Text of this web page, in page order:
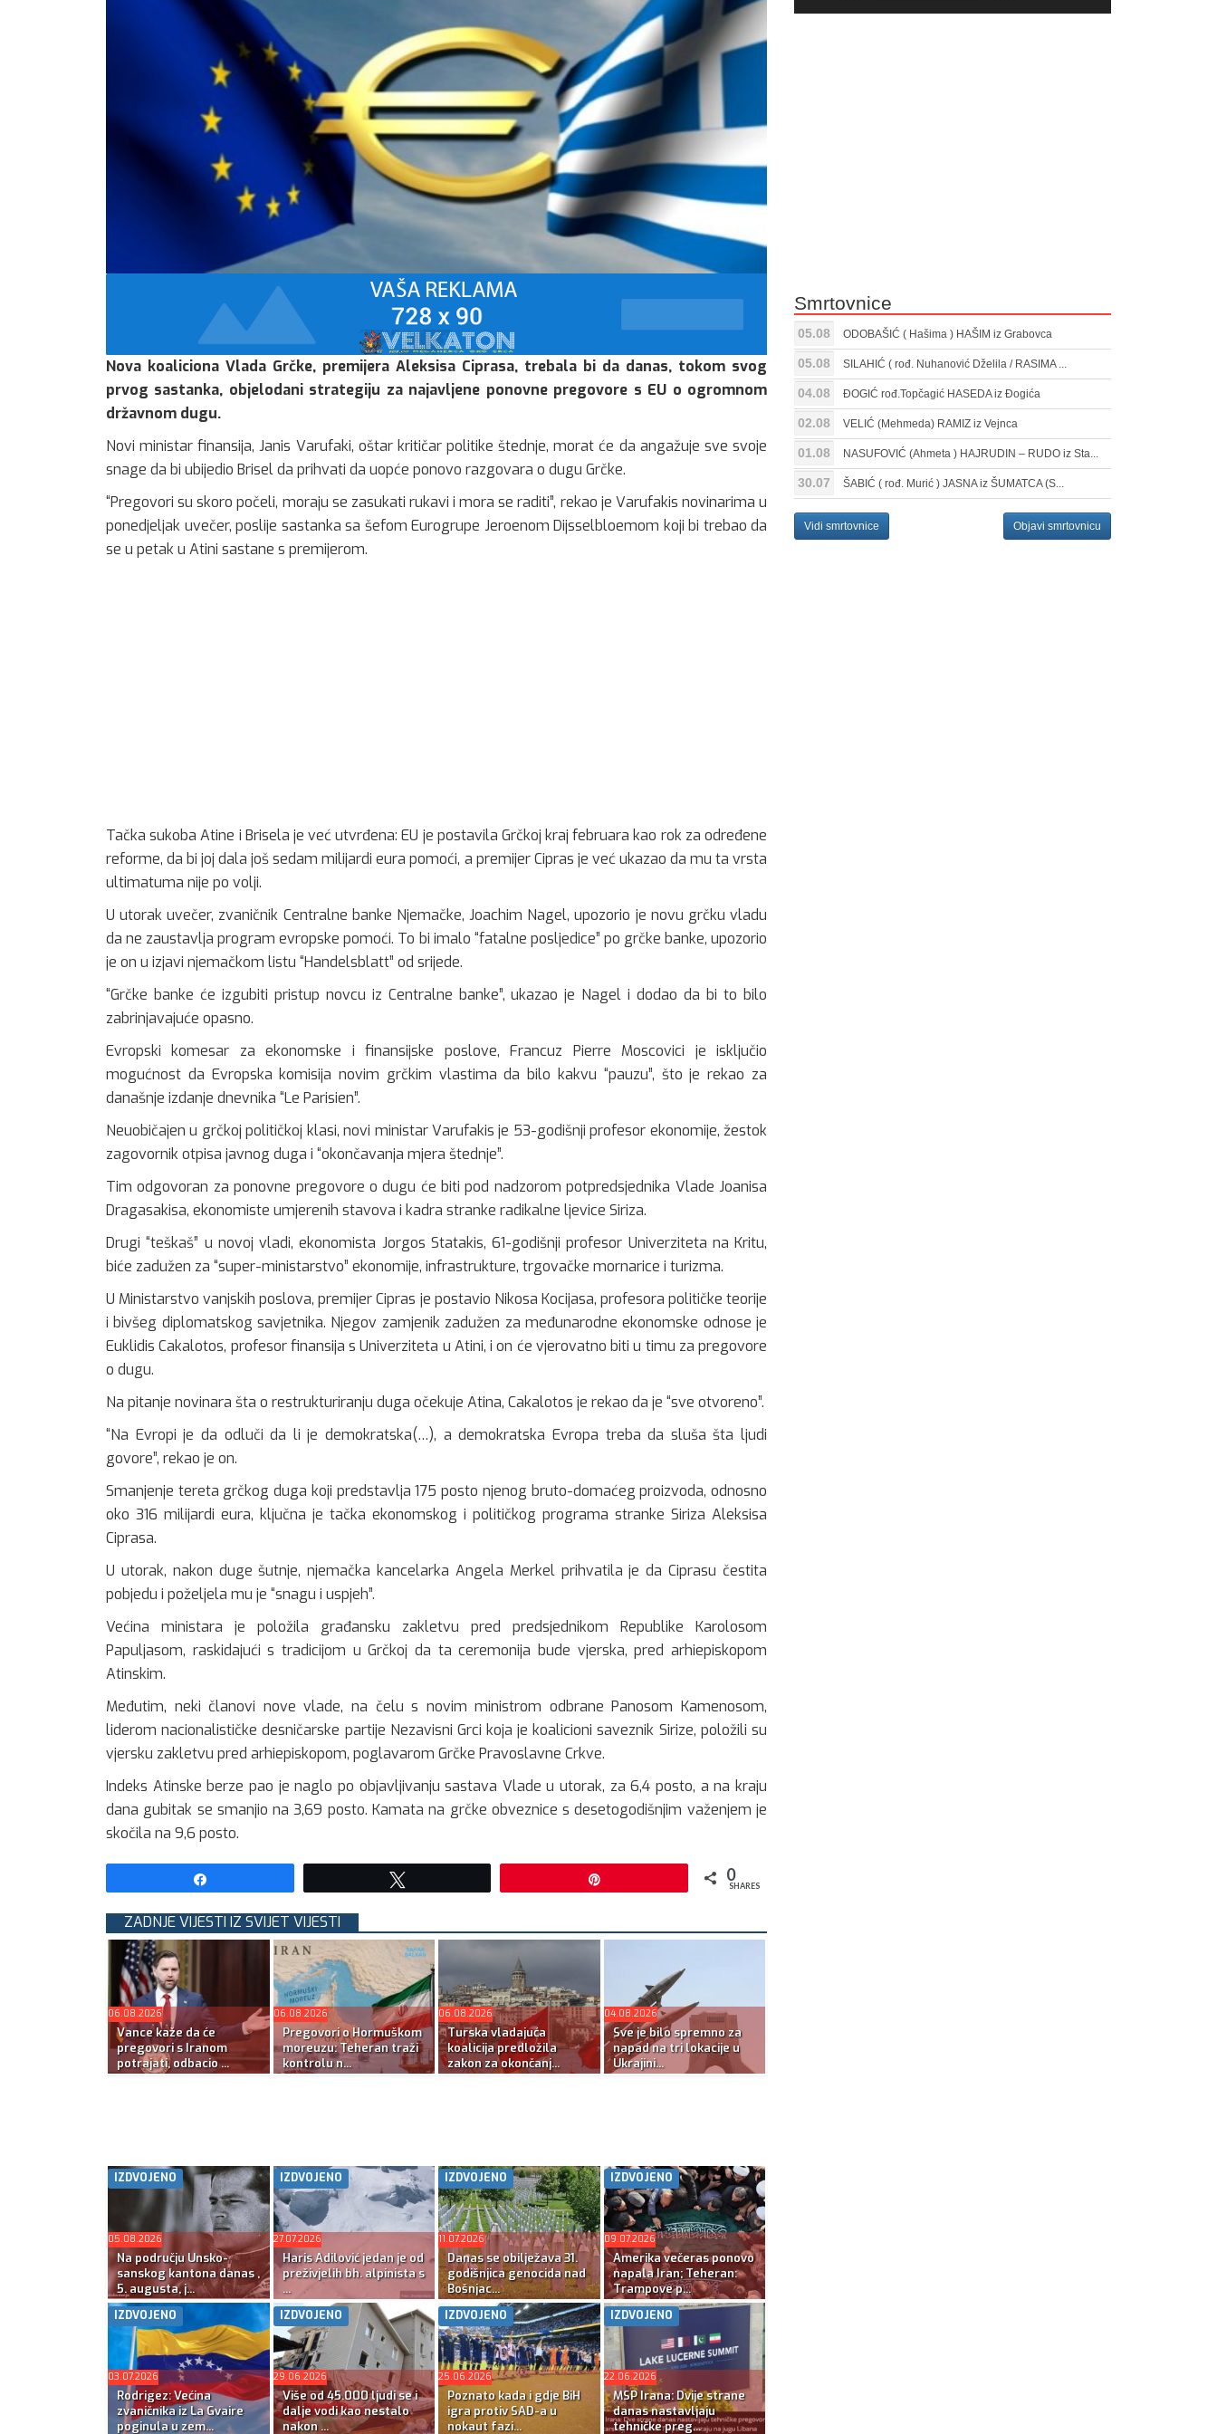
Nova koaliciona Vlada Grčke, premijera Aleksisa Ciprasa, trebala bi da danas, tokom svog
prvog sastanka, objelodani strategiju za najavljene ponovne pregovore s EU o ogromnom
državnom dugu.
Novi ministar finansija, Janis Varufaki, oštar kritičar politike štednje, morat će da angažuje sve svoje
snage da bi ubijedio Brisel da prihvati da uopće ponovo razgovara o dugu Grčke.
“Pregovori su skoro počeli, moraju se zasukati rukavi i mora se raditi”, rekao je Varufakis novinarima u
ponedjeljak uvečer, poslije sastanka sa šefom Eurogrupe Jeroenom Dijsselbloemom koji bi trebao da
se u petak u Atini sastane s premijerom.
Tačka sukoba Atine i Brisela je već utvrđena: EU je postavila Grčkoj kraj februara kao rok za određene
reforme, da bi joj dala još sedam milijardi eura pomoći, a premijer Cipras je već ukazao da mu ta vrsta
ultimatuma nije po volji.
U utorak uvečer, zvaničnik Centralne banke Njemačke, Joachim Nagel, upozorio je novu grčku vladu
da ne zaustavlja program evropske pomoći. To bi imalo “fatalne posljedice” po grčke banke, upozorio
je on u izjavi njemačkom listu “Handelsblatt” od srijede.
“Grčke banke će izgubiti pristup novcu iz Centralne banke”, ukazao je Nagel i dodao da bi to bilo
zabrinjavajuće opasno.
Evropski komesar za ekonomske i finansijske poslove, Francuz Pierre Moscovici je isključio
mogućnost da Evropska komisija novim grčkim vlastima da bilo kakvu “pauzu”, što je rekao za
današnje izdanje dnevnika “Le Parisien”.
Neuobičajen u grčkoj političkoj klasi, novi ministar Varufakis je 53-godišnji profesor ekonomije, žestok
zagovornik otpisa javnog duga i “okončavanja mjera štednje”.
Tim odgovoran za ponovne pregovore o dugu će biti pod nadzorom potpredsjednika Vlade Joanisa
Dragasakisa, ekonomiste umjerenih stavova i kadra stranke radikalne ljevice Siriza.
Drugi “teškaš” u novoj vladi, ekonomista Jorgos Statakis, 61-godišnji profesor Univerziteta na Kritu,
biće zadužen za “super-ministarstvo” ekonomije, infrastrukture, trgovačke mornarice i turizma.
U Ministarstvo vanjskih poslova, premijer Cipras je postavio Nikosa Kocijasa, profesora političke teorije
i bivšeg diplomatskog savjetnika. Njegov zamjenik zadužen za međunarodne ekonomske odnose je
Euklidis Cakalotos, profesor finansija s Univerziteta u Atini, i on će vjerovatno biti u timu za pregovore
o dugu.
Na pitanje novinara šta o restrukturiranju duga očekuje Atina, Cakalotos je rekao da je “sve otvoreno”.
“Na Evropi je da odluči da li je demokratska(…), a demokratska Evropa treba da sluša šta ljudi
govore”, rekao je on.
Smanjenje tereta grčkog duga koji predstavlja 175 posto njenog bruto-domaćeg proizvoda, odnosno
oko 316 milijardi eura, ključna je tačka ekonomskog i političkog programa stranke Siriza Aleksisa
Ciprasa.
U utorak, nakon duge šutnje, njemačka kancelarka Angela Merkel prihvatila je da Ciprasu čestita
pobjedu i poželjela mu je “snagu i uspjeh”.
Većina ministara je položila građansku zakletvu pred predsjednikom Republike Karolosom
Papuljasom, raskidajući s tradicijom u Grčkoj da ta ceremonija bude vjerska, pred arhiepiskopom
Atinskim.
Međutim, neki članovi nove vlade, na čelu s novim ministrom odbrane Panosom Kamenosom,
liderom nacionalističke desničarske partije Nezavisni Grci koja je koalicioni saveznik Sirize, položili su
vjersku zakletvu pred arhiepiskopom, poglavarom Grčke Pravoslavne Crkve.
Indeks Atinske berze pao je naglo po objavljivanju sastava Vlade u utorak, za 6,4 posto, a na kraju
dana gubitak se smanjio na 3,69 posto. Kamata na grčke obveznice s desetogodišnjim važenjem je
skočila na 9,6 posto.
0
SHARES
ZADNJE VIJESTI IZ SVIJET VIJESTI
06.08.2026
Vance kaže da će
pregovori s Iranom
potrajati, odbacio ...
06.08.2026
Pregovori o Hormuškom
moreuzu: Teheran traži
kontrolu n...
06.08.2026
Turska vladajuća
koalicija predložila
zakon za okončanj...
04.08.2026
Sve je bilo spremno za
napad na tri lokacije u
Ukrajini...
IZDVOJENO
05.08.2026
Na području Unsko-
sanskog kantona danas ,
5. augusta, j...
IZDVOJENO
27.07.2026
Haris Adilović jedan je od
preživjelih bh. alpinista s
...
IZDVOJENO
11.07.2026
Danas se obilježava 31.
godišnjica genocida nad
Bošnjac...
IZDVOJENO
09.07.2026
Amerika večeras ponovo
napala Iran; Teheran:
Trampove p...
IZDVOJENO
03.07.2026
Rodrigez: Većina
zvaničnika iz La Gvaire
poginula u zem...
IZDVOJENO
29.06.2026
Više od 45.000 ljudi se i
dalje vodi kao nestalo
nakon ...
IZDVOJENO
25.06.2026
Poznato kada i gdje BiH
igra protiv SAD-a u
nokaut fazi...
IZDVOJENO
22.06.2026
MSP Irana: Dvije strane
danas nastavljaju
tehničke preg...
Gore/Dole
Smrtovnice
05.08 ODOBAŠIĆ ( Hašima ) HAŠIM iz Grabovca
05.08 SILAHIĆ ( rođ. Nuhanović Dželila / RASIMA ...
04.08 ĐOGIĆ rođ.Topčagić HASEDA iz Đogića
02.08 VELIĆ (Mehmeda) RAMIZ iz Vejnca
01.08 NASUFOVIĆ (Ahmeta ) HAJRUDIN – RUDO iz Sta...
30.07 ŠABIĆ ( rođ. Murić ) JASNA iz ŠUMATCA (S...
Vidi smrtovnice Objavi smrtovnicu